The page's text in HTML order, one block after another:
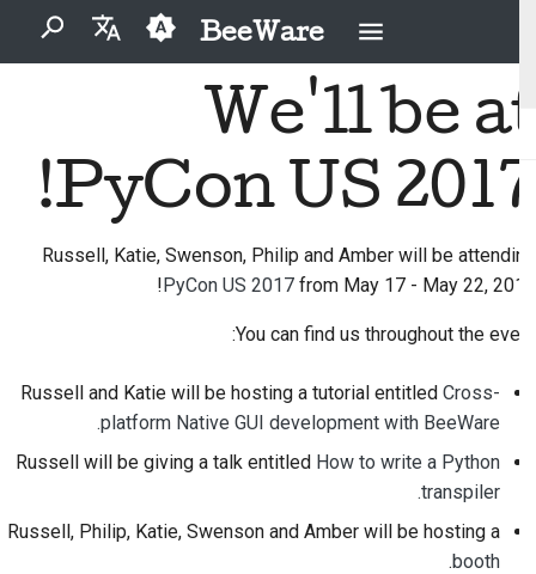
BeeWare
Čeština
Deutsch
Français
Italiano
日本語
اكتب لبدء البحث
ما هو BeeWare؟
فريق النحل
قصص النجاح
اتصل بنا
إرشادات العلامة التجارية
مدونة قواعد السلوك
لمجتمع BeeWare
الحوكمة
متاح للتأجير
المساهمون لأول مرة
دليل المساهمة
إصلاح مشكلة
تنفيذ ميزة جديدة
فرز المشكلة
مراجعة طلب سحب
اقترح ميزة جديدة
ترجمة المحتوى
عملات التحدي
2026
2025
2023
2022
2021
2020
2019
2018
Buzz
Events
We'll be at
PyCon US 2017!
Russell, Katie, Swenson, Philip and Amber will be attending
PyCon US 2017 from May 17 - May 22, 2017!
You can find us throughout the event:
Russell and Katie will be hosting a tutorial entitled Cross-
platform Native GUI development with BeeWare.
Russell will be giving a talk entitled How to write a Python
transpiler.
Russell, Philip, Katie, Swenson and Amber will be hosting a
booth
.